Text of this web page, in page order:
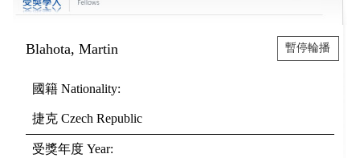
Blahota, Martin
國籍 Nationality:
捷克 Czech Republic
受獎年度 Year:
暫停輪播